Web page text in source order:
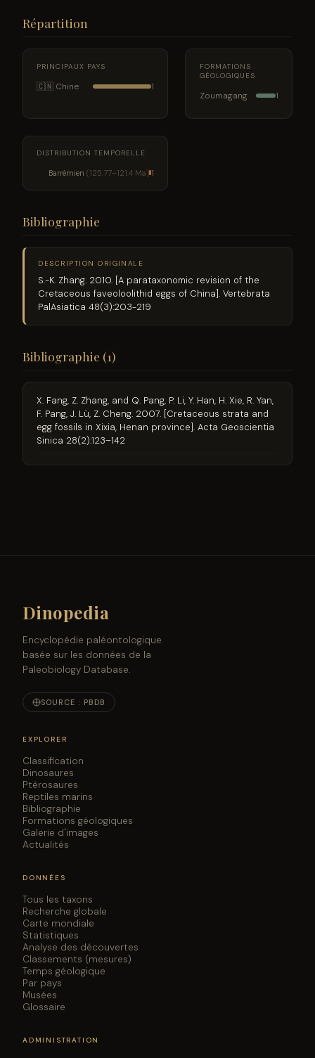
Répartition
PRINCIPAUX PAYS
🇨🇳 Chine 1
FORMATIONS
GÉOLOGIQUES
Zoumagang 1
DISTRIBUTION TEMPORELLE
Barrémien (125.77–121.4 Ma) 1
Bibliographie
DESCRIPTION ORIGINALE
S.-K. Zhang. 2010. [A parataxonomic revision of the
Cretaceous faveoloolithid eggs of China]. Vertebrata
PalAsiatica 48(3):203-219
Bibliographie (1)
X. Fang, Z. Zhang, and Q. Pang, P. Li, Y. Han, H. Xie, R. Yan,
F. Pang, J. Lü, Z. Cheng. 2007. [Cretaceous strata and
egg fossils in Xixia, Henan province]. Acta Geoscientia
Sinica 28(2):123–142
Dinopedia
Encyclopédie paléontologique
basée sur les données de la
Paleobiology Database.
SOURCE : PBDB
EXPLORER
Classification
Dinosaures
Ptérosaures
Reptiles marins
Bibliographie
Formations géologiques
Galerie d'images
Actualités
DONNÉES
Tous les taxons
Recherche globale
Carte mondiale
Statistiques
Analyse des découvertes
Classements (mesures)
Temps géologique
Par pays
Musées
Glossaire
ADMINISTRATION